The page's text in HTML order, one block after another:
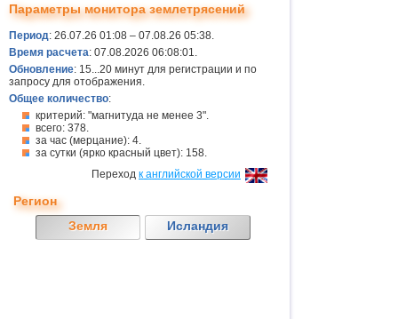
Параметры монитора землетрясений
Период: 26.07.26 01:08 – 07.08.26 05:38.
Время расчета: 07.08.2026 06:08:01.
Обновление: 15...20 минут для регистрации и по
запросу для отображения.
Общее количество:
критерий: "магнитуда не менее 3".
всего: 378.
за час (мерцание): 4.
за сутки (ярко красный цвет): 158.
Переход к английской версии
Регион
Земля
Исландия